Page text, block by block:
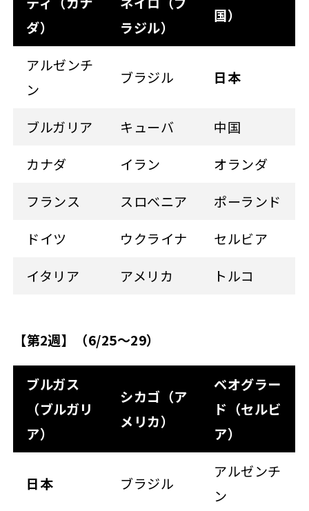
ダ）
ラジル）
国）
アルゼンチ
ン
ブラジル 日本
ブルガリア キューバ
中国
カナダ
イラン
オランダ
フランス
スロベニア
ポーランド
ドイツ
ウクライナ
セルビア
イタリア
アメリカ トルコ
【第2週】（6/25～29）
ブルガス
（ブルガリ
ア）
シカゴ（ア
メリカ）
ベオグラー
ド（セルビ
ア）
日本 ブラジル
アルゼンチ
ン